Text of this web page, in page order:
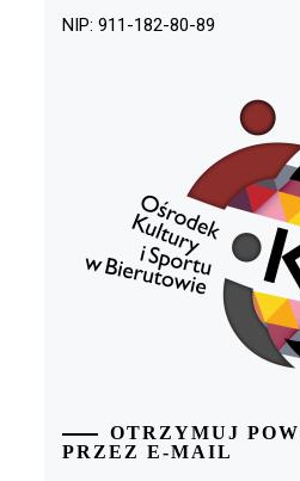
NIP: 911-182-80-89
OTRZYMUJ
PRZEZ E-MAIL